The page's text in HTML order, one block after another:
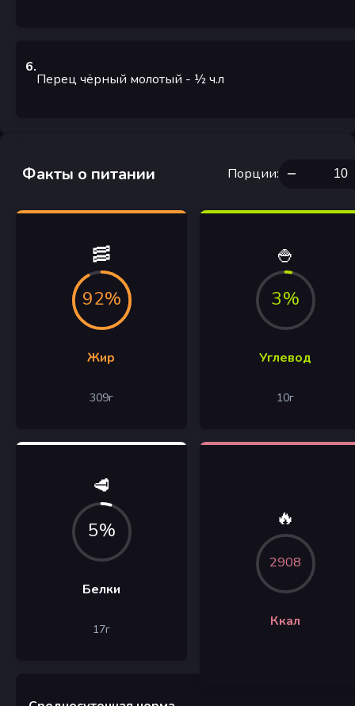
6.
Перец чёрный молотый - ½ч.л
Факты о питании Порции:
🥓
92%
Жир
309г
🍚
3%
Углевод
10г
🥩
5%
Белки
17г
🔥
2908
Ккал